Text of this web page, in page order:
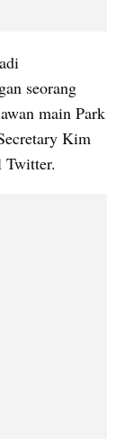
seorang
main Park
Kim
Twitter.